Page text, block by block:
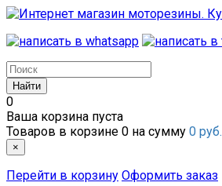
0
Ваша корзина пуста
Товаров в корзине 0 на сумму 0 руб.
×
Перейти в корзину Оформить заказ